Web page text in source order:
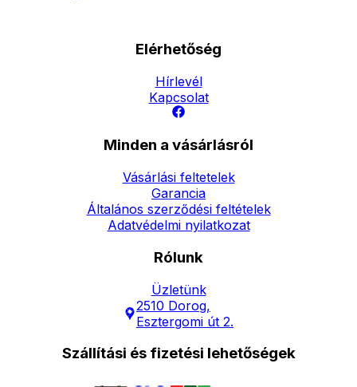
Elérhetőség
Hírlevél
Kapcsolat
Minden a vásárlásról
Vásárlási feltetelek
Garancia
Általános szerződési feltételek
Adatvédelmi nyilatkozat
Rólunk
Üzletünk
2510 Dorog,
Esztergomi út 2.
Szállítási és fizetési lehetőségek